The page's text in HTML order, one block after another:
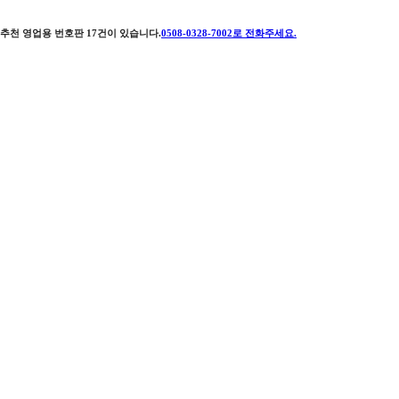
추천 영업용 번호판 17건이 있습니다.0508-0328-7002 로 전화주세요.